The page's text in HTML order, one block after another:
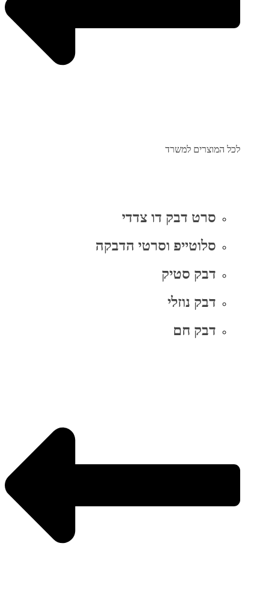
לכל המוצרים למשרד
סרט דבק דו צדדי
סלוטייפ וסרטי הדבקה
דבק סטיק
דבק נוזלי
דבק חם